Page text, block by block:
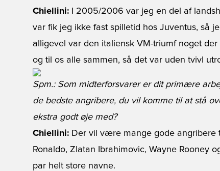
Chiellini: I 2005/2006 var jeg en del af
var fik jeg ikke fast spilletid hos Juventus, så
alligevel var den italiensk VM-triumf noget
og til os alle sammen, så det var uden tvivl
Spm.: Som midterforsvarer er dit primære
de bedste angribere, du vil komme til at stå
ekstra godt øje med?
Chiellini: Der vil være mange gode angribere
Ronaldo, Zlatan Ibrahimovic, Wayne Rooney
par helt store navne.